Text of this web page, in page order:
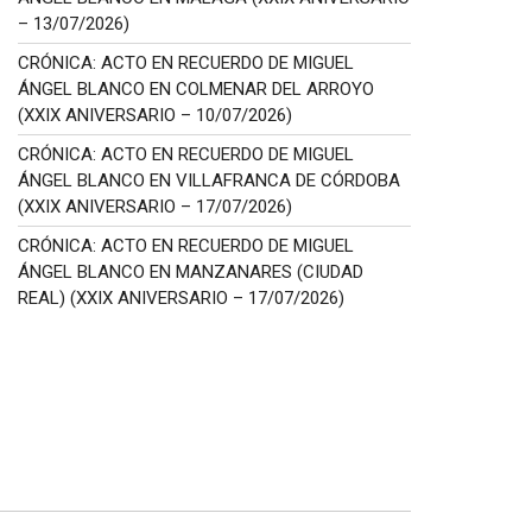
– 13/07/2026)
CRÓNICA: ACTO EN RECUERDO DE MIGUEL
ÁNGEL BLANCO EN COLMENAR DEL ARROYO
(XXIX ANIVERSARIO – 10/07/2026)
CRÓNICA: ACTO EN RECUERDO DE MIGUEL
ÁNGEL BLANCO EN VILLAFRANCA DE CÓRDOBA
(XXIX ANIVERSARIO – 17/07/2026)
CRÓNICA: ACTO EN RECUERDO DE MIGUEL
ÁNGEL BLANCO EN MANZANARES (CIUDAD
REAL) (XXIX ANIVERSARIO – 17/07/2026)